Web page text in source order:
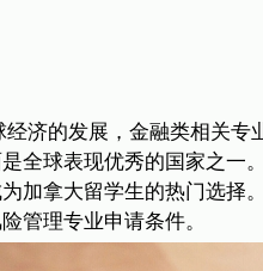
经济的发展，金融类相关
全球表现优秀的国家之一
加拿大留学生的热门选择
管理专业申请条件。